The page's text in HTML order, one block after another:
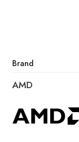
Brand
AMD